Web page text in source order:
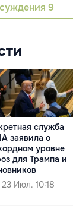
9
служба
заявила о
уровне
для Трампа и
23 Июл. 10:18